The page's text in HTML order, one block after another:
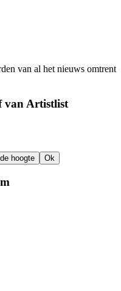
van al het nieuws omtrent
van Artistlist